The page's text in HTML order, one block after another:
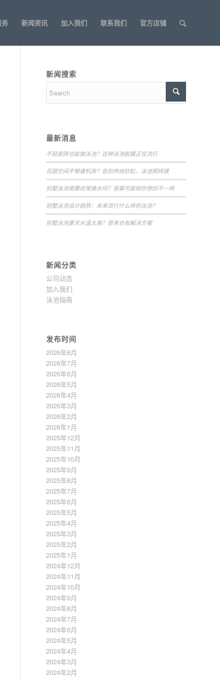
新闻资讯 加入我们 联系我们 官方店铺
新闻搜索
最新消息
不贴瓷砖也能做泳池？这种泳池胶膜正在流行
花园空间不够建机房？告别传统砂缸，泳池照样建
别墅泳池需要经常换水吗？答案可能和你想的不一样
别墅泳池设计趋势：未来流行什么样的泳池？
别墅泳池夏天水温太高？原来也有解决方案
新闻分类
公司动态
加入我们
泳池指南
发布时间
2026年8月
2026年7月
2026年6月
2026年5月
2026年4月
2026年3月
2026年2月
2026年1月
2025年12月
2025年11月
2025年10月
2025年9月
2025年8月
2025年7月
2025年6月
2025年5月
2025年4月
2025年3月
2025年2月
2025年1月
2024年12月
2024年11月
2024年10月
2024年9月
2024年8月
2024年7月
2024年6月
2024年5月
2024年4月
2024年3月
2024年2月